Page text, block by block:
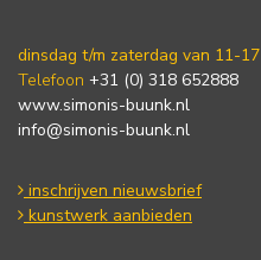
dinsdag t/m zaterdag van 11-
Telefoon +31 (0) 318 652888
www.simonis-buunk.nl
info@simonis-buunk.nl
inschrijven nieuwsbrief
kunstwerk aanbieden